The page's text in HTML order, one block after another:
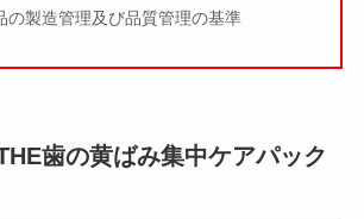
製造管理及び品質管理の基準
歯の黄ばみ集中ケアパック